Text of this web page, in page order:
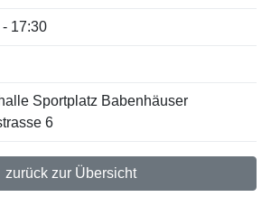
17:30
Sportplatz Babenhäuser
6
zurück zur Übersicht